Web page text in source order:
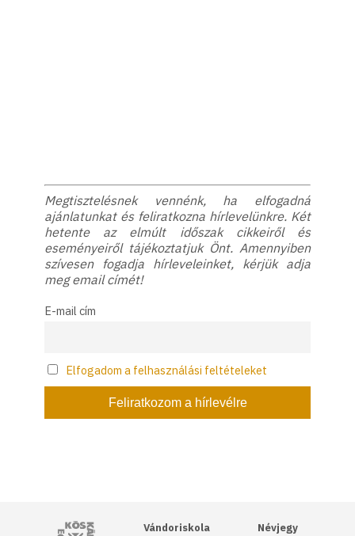
Megtisztelésnek vennénk, ha elfogadná
ajánlatunkat és feliratkozna hírlevelünkre. Két
hetente az elmúlt időszak cikkeiről és
eseményeiről tájékoztatjuk Önt. Amennyiben
szívesen fogadja hírleveleinket, kérjük adja
meg email címét!
E-mail cím
Elfogadom a felhasználási feltételeket
Kós Károly Egyesülés
Vándoriskola Névjegy